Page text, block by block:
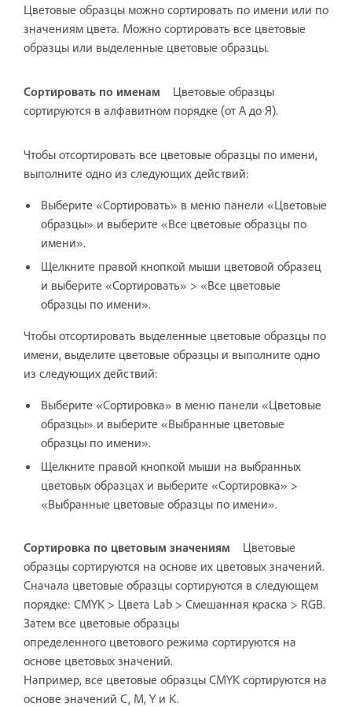
Цветовые образцы можно сортировать по имени или по
значениям цвета. Можно сортировать все цветовые
образцы или выделенные цветовые образцы.
Сортировать по именам
Цветовые образцы
сортируются в алфавитном порядке (от А до Я).
Чтобы отсортировать все цветовые образцы по имени,
выполните одно из следующих действий:
Выберите «Сортировать» в меню панели «Цветовые
образцы» и выберите «Все цветовые образцы по
имени».
Щелкните правой кнопкой мыши цветовой образец
и выберите «Сортировать» > «Все цветовые
образцы по имени».
Чтобы отсортировать выделенные цветовые образцы по
имени, выделите цветовые образцы и выполните одно
из следующих действий:
Выберите «Сортировка» в меню панели «Цветовые
образцы» и выберите «Выбранные цветовые
образцы по имени».
Щелкните правой кнопкой мыши на выбранных
цветовых образцах и выберите «Сортировка» >
«Выбранные цветовые образцы по имени».
Сортировка по цветовым значениям
Цветовые
образцы сортируются на основе их цветовых значений.
Сначала цветовые образцы сортируются в следующем
порядке: CMYK > Цвета Lab > Смешанная краска > RGB.
Затем все цветовые образцы
определенного цветового режима сортируются на
основе цветовых значений.
Например, все цветовые образцы CMYK сортируются на
основе значений C, M, Y и K.